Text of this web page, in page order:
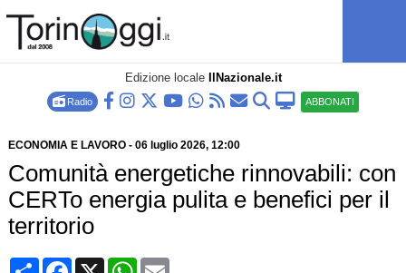
Edizione locale IlNazionale.it
Radio ABBONATI
ECONOMIA E LAVORO- 06 luglio 2026, 12:00
Comunità energetiche rinnovabili: con
CERTo energia pulita e benefici per il
territorio
CondividiFacebook
X WhatsApp
Email